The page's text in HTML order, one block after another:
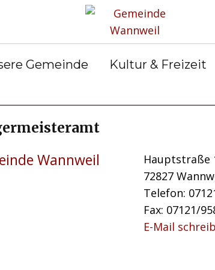
Gemeinde Kultur & Freizeit
Gemeinderat
Wahlen
Wannweil
Hauptstraße
72827
Telefon:
Fax: 07121/
E-Mail